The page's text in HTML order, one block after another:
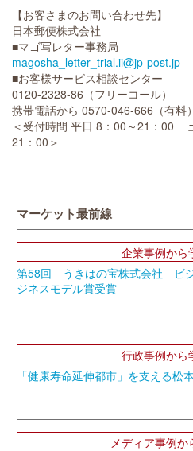
【お客さまのお問い合わせ先】
日本郵便株式会社
■マゴ写レター事務局
magosha_letter_trial.ii@jp-post.jp
■お客様サービス相談センター
0120-2328-86（フリーコール）
携帯電話から 0570-046-666（有料）
＜受付時間 平日 8：00～21：00
21：00＞
マーケット最前線
企業事例から
第58回 うきはの宝株式会社 ビ
ジネスモデル賞受賞
行政事例から
「健康寿命延伸都市」を支える松
メディア事例か